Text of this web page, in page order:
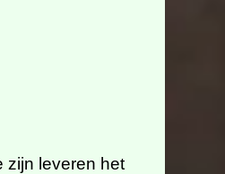
zijn leveren het